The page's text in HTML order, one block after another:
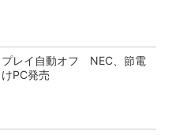
プレイ自動オフ NEC、節電
PC発売